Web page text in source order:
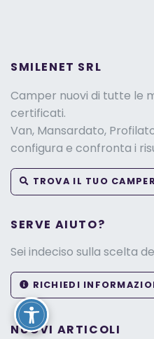
SMILENET SRL
Camper nuovi di tutte le
certificati.
Van, Mansardato,
configura e confronta i
TROVA IL TUO CAMPER
SERVE AIUTO?
Sei indeciso sulla scelta
RICHIEDI
NUOVI ARTICOLI